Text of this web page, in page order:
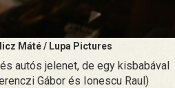
Máté / Lupa Pictures
autós jelenet, de egy kisbabával
Gábor és Ionescu Raul)